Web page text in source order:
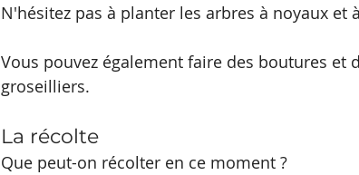
N'hésitez pas à planter les arbres à noyaux et
Vous pouvez également faire des boutures et
groseilliers.
La récolte
Que peut-on récolter en ce moment ?